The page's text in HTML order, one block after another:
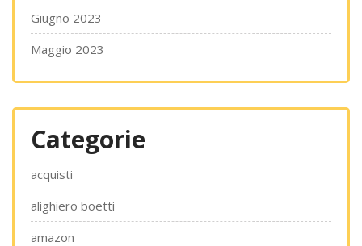
Giugno 2023
Maggio 2023
Categorie
acquisti
alighiero boetti
amazon